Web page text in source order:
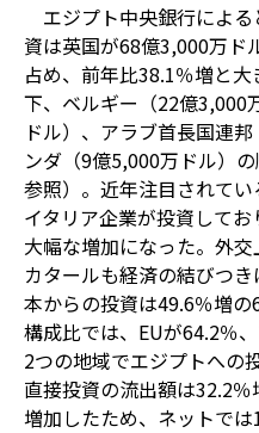
エジプト中央銀行によ
資は英国が68億3,000万ド
占め、前年比38.1％増と
下、ベルギー（22億3,000
ドル）、アラブ首長国連
ンダ（9億5,000万ドル）
参照）。近年注目されて
イタリア企業が投資して
大幅な増加になった。外
カタールも経済の結びつ
本からの投資は49.6％増
構成比では、EUが64.2％
2つの地域でエジプトへの
直接投資の流出額は32.2
増加したため、ネットでは